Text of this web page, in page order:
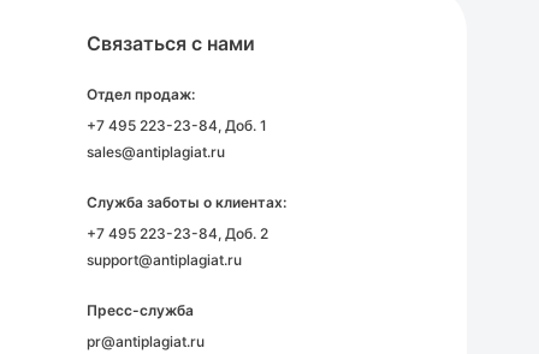
Связаться с нами
Отдел продаж:
+7 495 223-23-84, Доб. 1
sales@antiplagiat.ru
Служба заботы о клиентах:
+7 495 223-23-84, Доб. 2
support@antiplagiat.ru
Пресс-служба
pr@antiplagiat.ru